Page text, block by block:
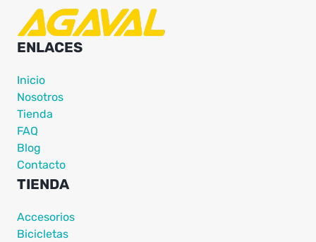
ENLACES
Inicio
Nosotros
Tienda
FAQ
Blog
Contacto
TIENDA
Accesorios
Bicicletas